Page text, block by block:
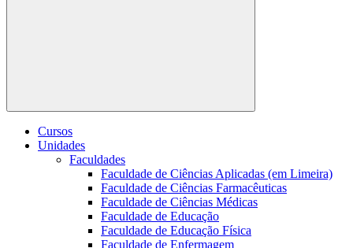
Buscar
Cursos
Unidades
Faculdades
Faculdade de Ciências Aplicadas (em Limeira)
Faculdade de Ciências Farmacêuticas
Faculdade de Ciências Médicas
Faculdade de Educação
Faculdade de Educação Física
Faculdade de Enfermagem